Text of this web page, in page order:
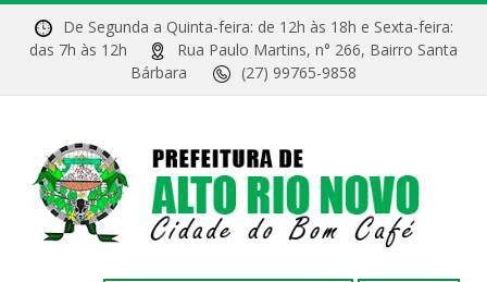
De Segunda a Quinta-feira: de 12h às 18h e Sexta-feira:
das 7h às 12h
Rua Paulo Martins, n° 266, Bairro Santa
Bárbara
(27) 99765-9858